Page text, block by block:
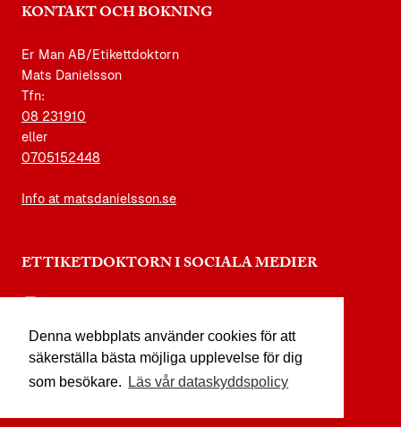
Denna webbplats använder cookies för att
säkerställa bästa möjliga upplevelse för dig
som besökare.
Läs vår dataskyddspolicy
KONTAKT OCH BOKNING
Er Man AB/Etikettdoktorn
Mats Danielsson
Tfn:
08 231910
eller
0705152448
Info at matsdanielsson.se
ETTIKETDOKTORN I SOCIALA MEDIER
facebook.com/etikettdoktorn
youtube.com/etikettdoktorn